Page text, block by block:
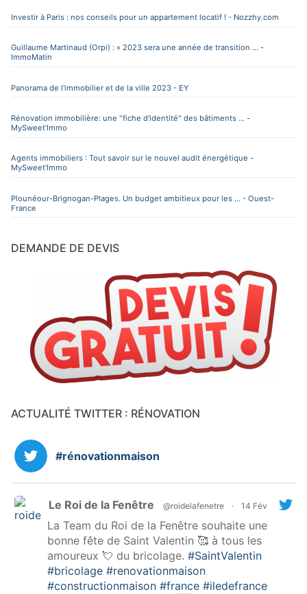
Investir à Paris : nos conseils pour un appartement locatif ! - Nozzhy.com
Guillaume Martinaud (Orpi) : « 2023 sera une année de transition ... -
ImmoMatin
Panorama de l'immobilier et de la ville 2023 - EY
Rénovation immobilière: une "fiche d'identité" des bâtiments ... -
MySweet’Immo
Agents immobiliers : Tout savoir sur le nouvel audit énergétique -
MySweet’Immo
Plounéour-Brignogan-Plages. Un budget ambitieux pour les ... - Ouest-
France
DEMANDE DE DEVIS
ACTUALITÉ TWITTER : RÉNOVATION
#rénovationmaison
Le Roi de la Fenêtre @roidelafenetre · 14 Fév
La Team du Roi de la Fenêtre souhaite une
bonne fête de Saint Valentin 🥰 à tous les
amoureux 💘 du bricolage. #SaintValentin
#bricolage #renovationmaison
#constructionmaison #france #iledefrance